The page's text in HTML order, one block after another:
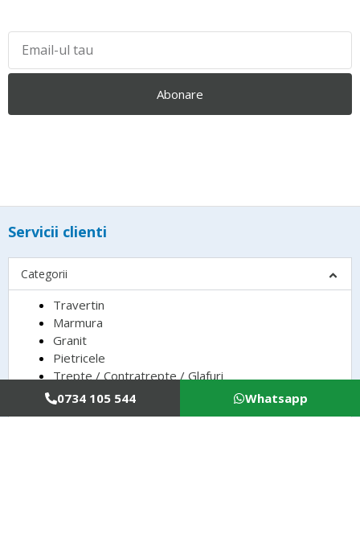
Abonare
Servicii clienti
Categorii
Travertin
Marmura
Granit
Pietricele
Trepte / Contratrepte / Glafuri
Informatii utile
0734 105 544 Whatsapp